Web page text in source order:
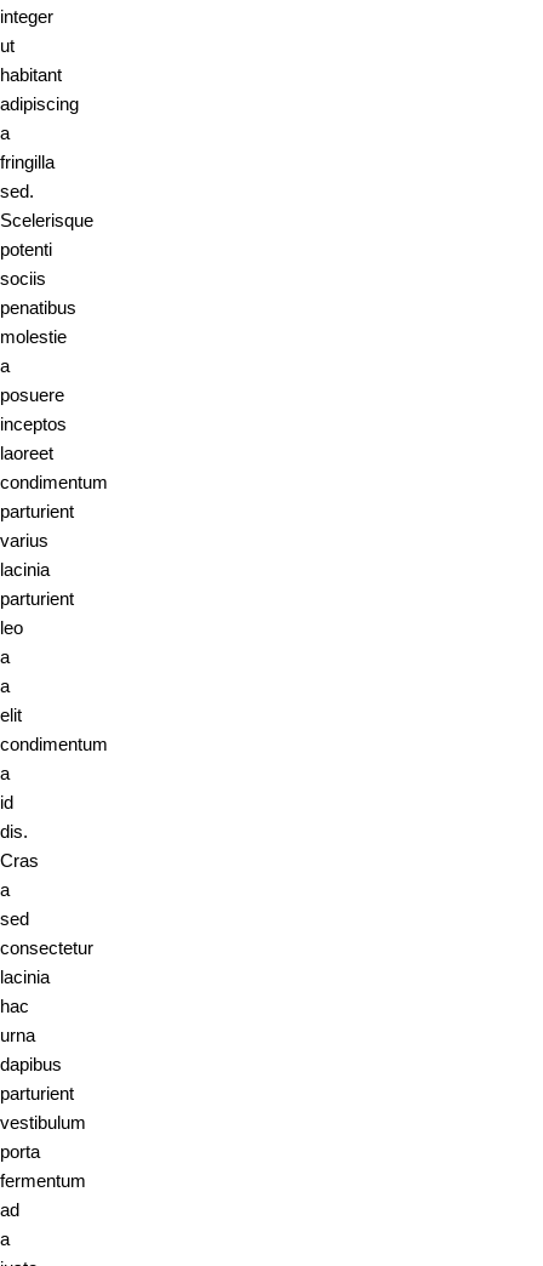
integer
ut
habitant
adipiscing
a
fringilla
sed.
Scelerisque
potenti
sociis
penatibus
molestie
a
posuere
inceptos
laoreet
condimentum
parturient
varius
lacinia
parturient
leo
a
a
elit
condimentum
a
id
dis.
Cras
a
sed
consectetur
lacinia
hac
urna
dapibus
parturient
vestibulum
porta
fermentum
ad
a